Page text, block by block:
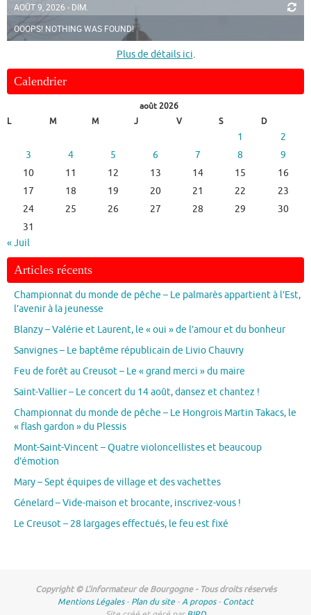
AOÛT 9, 2026 - DIM.
OOOPS! NOTHING WAS FOUND!
Plus de détails ici.
Calendrier
août 2026
L
M M J V S D
1
2
3
4 5 6 7 8
9
10
11 12 13 14 15
16
17
18 19 20 21 22
23
24
25 26 27 28 29
30
31
« Juil
Articles récents
Championnat du monde de pêche – Le palmarès appartient à l’Est,
l’avenir à la jeunesse
Blanzy – Valérie et Laurent, le « oui » de l’amour et du bonheur
Sanvignes – Le baptême républicain de Livio Chauvry
Feu de forêt au Creusot – Le « grand merci » du maire
Saint-Vallier – Le concert du 14 août, dansez et chantez !
Championnat du monde de pêche – Le Hongrois Martin Takacs, le
« flash gardon » du Plessis
Mont-Saint-Vincent – Quatre violoncellistes et beaucoup
d’émotion
Mary – Sept équipes de village et des vachettes
Génelard – Vide-maison et brocante, inscrivez-vous !
Le Creusot – 28 largages effectués, le feu est fixé
Copyright © L'informateur de Bourgogne - Tous droits réservés
Mentions Légales- Plan du site -A propos- Contact